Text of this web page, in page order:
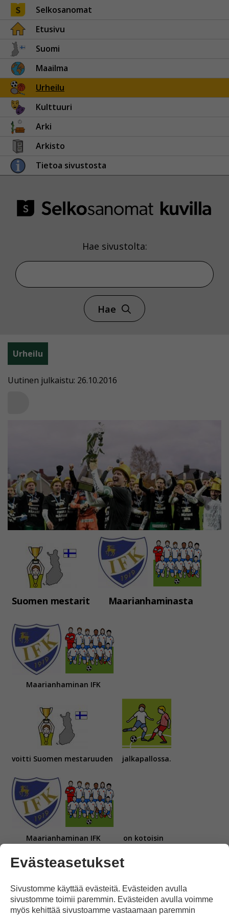
Selkosanomat
Etusivu
Suomi
Maailma
Urheilu
Kulttuuri
Arki
Arkisto
Tietoa sivustosta
Hae sivustolta:
Hae
Urheilu
Uutinen julkaistu: 26.10.2016
Suomen mestarit Maarianhaminasta
Maarianhaminan IFK
voitti Suomen mestaruuden jalkapallossa.
Maarianhaminan IFK on kotoisin
Ahvenanmaan maakunnasta.
Evästeasetukset
Sivustomme käyttää evästeitä. Evästeiden avulla
sivustomme toimii paremmin. Evästeiden avulla voimme
myös kehittää sivustoamme vastaamaan paremmin